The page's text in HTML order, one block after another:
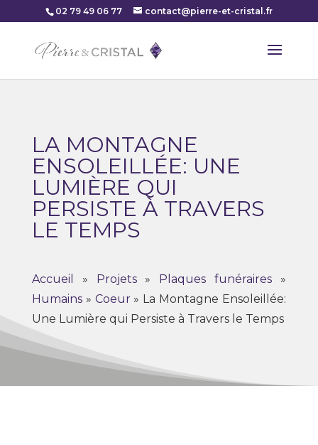
02 79 49 06 77 contact@pierre-et-cristal.fr
LA MONTAGNE
ENSOLEILLÉE: UNE
LUMIÈRE QUI
PERSISTE À TRAVERS
LE TEMPS
Accueil » Projets» Plaques funéraires »
Humains» Coeur» La Montagne Ensoleillée:
Une Lumière qui Persiste à Travers le Temps